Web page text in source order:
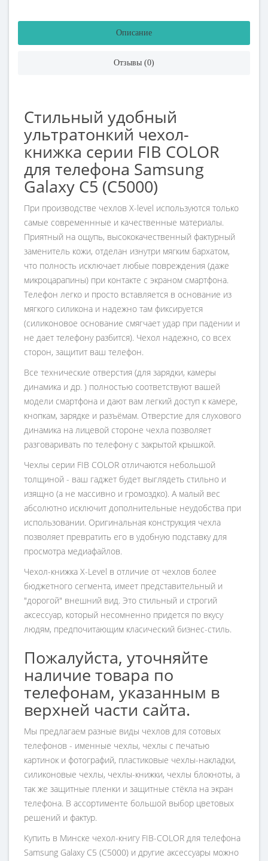
Описание
Отзывы (0)
Стильный удобный
ультратонкий чехол-
книжка серии FIB COLOR
для телефона Samsung
Galaxy C5 (C5000)
При производстве чехлов X-level используются только
самые современнные и качественные материалы.
Приятный на ощупь, высококачественный фактурный
заменитель кожи, отделан изнутри мягким бархатом,
что полность исключает любые повреждения (даже
микроцарапины) при контакте с экраном смартфона.
Телефон легко и просто вставляется в основание из
мягкого силикона и надежно там фиксируется
(силиконовое основание смягчает удар при падении и
не дает телефону разбится). Чехол надежно, со всех
сторон, защитит ваш телефон.
Все технические отверстия (для зарядки, камеры
динамика и др. ) полностью соответствуют вашей
модели смартфона и дают вам легкий доступ к камере,
кнопкам, зарядке и разъёмам. Отверстие для слухового
динамика на лицевой стороне чехла позволяет
разговаривать по телефону с закрытой крышкой.
Чехлы серии FIB COLOR отличаются небольшой
толщиной - ваш гаджет будет выглядеть стильно и
изящно (а не массивно и громоздко). А малый вес
абсолютно исключит дополнительные неудобства при
использовании. Оригинальная конструкция чехла
позволяет превратить его в удобную подставку для
просмотра медиафайлов.
Чехол-книжка X-Level в отличие от чехлов более
бюджетного сегмента, имеет представительный и
"дорогой" внешний вид. Это стильный и строгий
аксессуар, который несомненно придется по вкусу
людям, предпочитающим класический бизнес-стиль.
Пожалуйста, уточняйте
наличие товара по
телефонам, указанным в
верхней части сайта.
Мы предлагаем разные виды чехлов для сотовых
телефонов - именные чехлы, чехлы с печатью
картинок и фотографий, пластиковые чехлы-накладки,
силиконовые чехлы, чехлы-книжки, чехлы блокноты, а
так же защитные пленки и защитные стёкла на экран
телефона. В ассортименте большой выбор цветовых
решений и фактур.
Купить в Минске чехол-книгу FIB-COLOR для телефона
Samsung Galaxy C5 (C5000) и другие аксессуары можно